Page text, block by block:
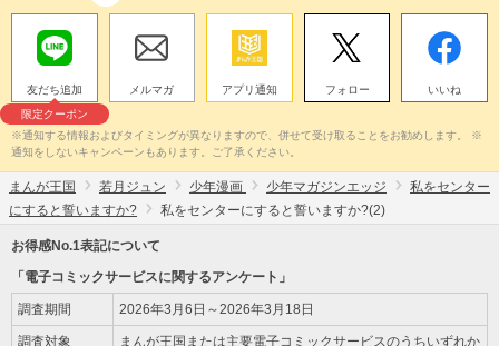
友だち追加
限定クーポン
メルマガ アプリ通知 フォロー いいね
※通知する情報およびタイミングが異なりますので、併せて受け取ることをお勧めします。 ※
通知をしないキャンペーンもあります。ご了承ください。
まんが王国 若月ジュン 少年漫画 少年マガジンエッジ
私をセンター
にすると誓いますか?
私をセンターにすると誓いますか?(2)
お得感No.1表記について
「電子コミックサービスに関するアンケート」
調査期間 2026年3月6日～2026年3月18日
調査対象 まんが王国または主要電子コミックサービスのうちいずれか